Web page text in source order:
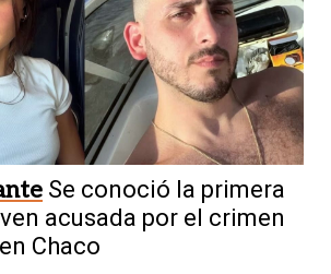
Se conoció la primera
acusada por el crimen
Chaco